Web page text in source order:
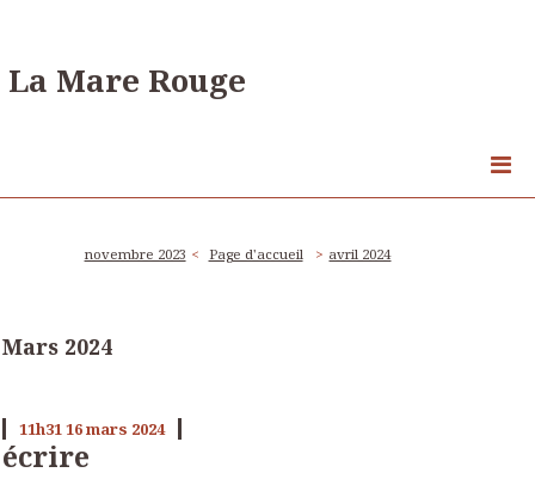
La Mare Rouge
novembre 2023 Page d'accueil avril 2024
Mars 2024
11h3116mars 2024
écrire